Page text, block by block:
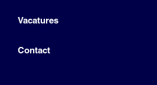
Vacatures
Contact